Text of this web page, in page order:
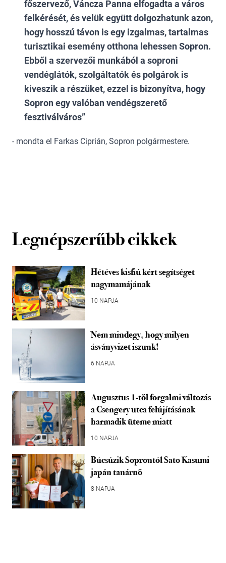
főszervező, Váncza Panna elfogadta a város
felkérését, és velük együtt dolgozhatunk azon,
hogy hosszú távon is egy izgalmas, tartalmas
turisztikai esemény otthona lehessen Sopron.
Ebből a szervezői munkából a soproni
vendéglátók, szolgáltatók és polgárok is
kiveszik a részüket, ezzel is bizonyítva, hogy
Sopron egy valóban vendégszerető
fesztiválváros
- mondta el Farkas Ciprián, Sopron polgármestere.
Legnépszerűbb cikkek
Hétéves kisfiú kért segítséget
nagymamájának
10 NAPJA
Nem mindegy, hogy milyen
ásványvizet iszunk!
6 NAPJA
Augusztus 1-től forgalmi változás
a Csengery utca felújításának
harmadik üteme miatt
10 NAPJA
Búcsúzik Soprontól Sato Kasumi
japán tanárnő
8 NAPJA